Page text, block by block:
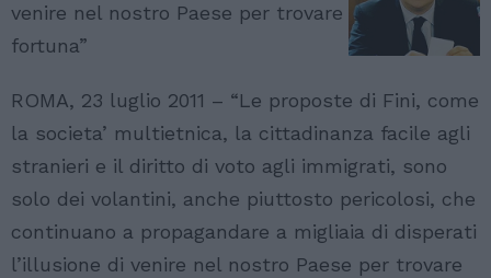
venire nel nostro Paese per trovare
fortuna”
ROMA, 23 luglio 2011 – “Le proposte di Fini, come
la societa’ multietnica, la cittadinanza facile agli
stranieri e il diritto di voto agli immigrati, sono
solo dei volantini, anche piuttosto pericolosi, che
continuano a propagandare a migliaia di disperati
l’illusione di venire nel nostro Paese per trovare